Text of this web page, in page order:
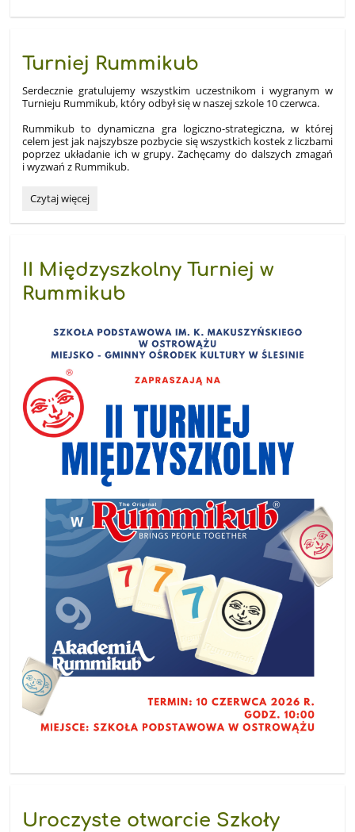
Turniej Rummikub
Serdecznie gratulujemy wszystkim uczestnikom i wygranym w
Turnieju Rummikub, który odbył się w naszej szkole 10 czerwca.
Rummikub to dynamiczna gra logiczno-strategiczna, w której
celem jest jak najszybsze pozbycie się wszystkich kostek z liczbami
poprzez układanie ich w grupy. Zachęcamy do dalszych zmagań
i wyzwań z Rummikub.
Turniej
Czytaj więcej
II Międzyszkolny Turniej w
Rummikub
Uroczyste otwarcie Szkoły